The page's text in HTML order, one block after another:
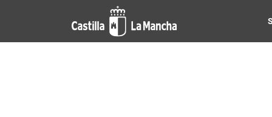
Pasar al contenido principal
Noticias de la región de